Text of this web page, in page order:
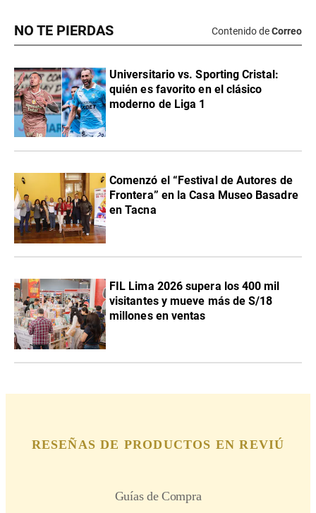
NO TE PIERDAS Contenido deCorreo
Universitario vs. Sporting Cristal:
quién es favorito en el clásico
moderno de Liga 1
Comenzó el “Festival de Autores de
Frontera” en la Casa Museo Basadre
en Tacna
FIL Lima 2026 supera los 400 mil
visitantes y mueve más de S/18
millones en ventas